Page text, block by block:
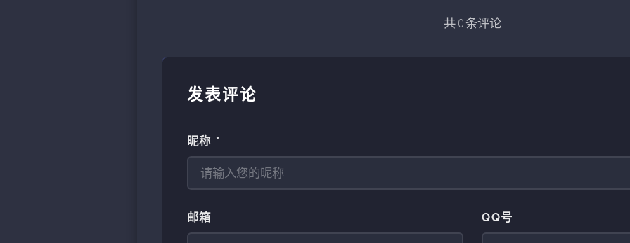
共0条评论
发表评论
昵称 *
邮箱 QQ号